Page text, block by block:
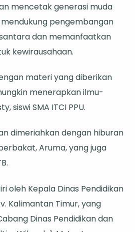
mencetak generasi muda
pengembangan
dan memanfaatkan
kewirausahaan.
materi yang diberikan
menerapkan ilmu-
siswi SMA ITCI PPU.
dimeriahkan dengan hiburan
Aruma, yang juga
oleh Kepala Dinas Pendidikan
Kalimantan Timur, yang
Dinas Pendidikan dan